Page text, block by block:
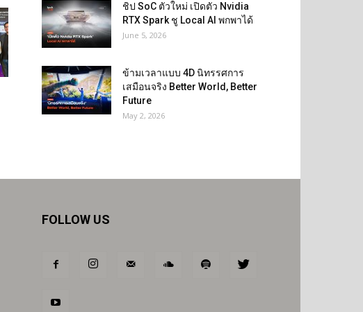
ชิป SoC ตัวใหม่ เปิดตัว Nvidia
RTX Spark ชู Local AI พกพาได้
June 5, 2026
ข้ามเวลาแบบ 4D นิทรรศการ
เสมือนจริง Better World, Better
Future
May 2, 2026
FOLLOW US